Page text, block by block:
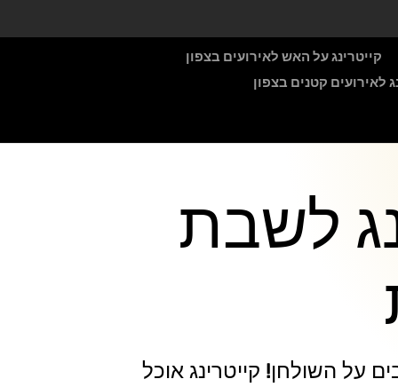
קייטרינג על האש לאירועים בצפון
לאירועים קטנים בצפון
לשבת
על השולחן! קייטרינג אוכל